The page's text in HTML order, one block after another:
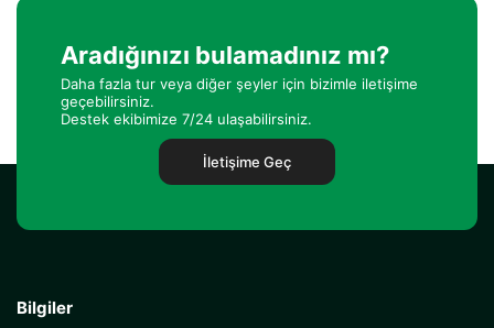
Aradığınızı bulamadınız mı?
Daha fazla tur veya diğer şeyler için bizimle iletişime
geçebilirsiniz.
Destek ekibimize 7/24 ulaşabilirsiniz.
İletişime Geç
Bilgiler